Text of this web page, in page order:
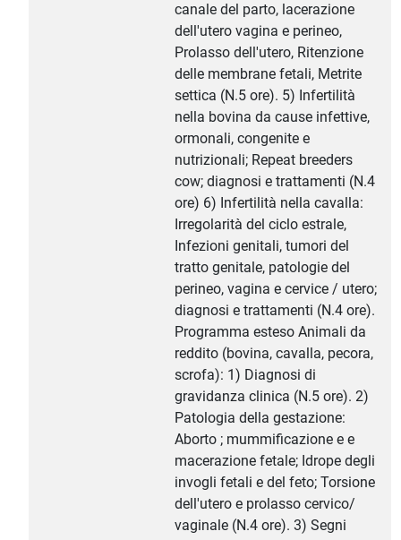
canale del parto, lacerazione
dell'utero vagina e perineo,
Prolasso dell'utero, Ritenzione
delle membrane fetali, Metrite
settica (N.5 ore). 5) Infertilità
nella bovina da cause infettive,
ormonali, congenite e
nutrizionali; Repeat breeders
cow; diagnosi e trattamenti (N.4
ore) 6) Infertilità nella cavalla:
Irregolarità del ciclo estrale,
Infezioni genitali, tumori del
tratto genitale, patologie del
perineo, vagina e cervice / utero;
diagnosi e trattamenti (N.4 ore).
Programma esteso Animali da
reddito (bovina, cavalla, pecora,
scrofa): 1) Diagnosi di
gravidanza clinica (N.5 ore). 2)
Patologia della gestazione:
Aborto ; mummificazione e e
macerazione fetale; Idrope degli
invogli fetali e del feto; Torsione
dell'utero e prolasso cervico/
vaginale (N.4 ore). 3) Segni